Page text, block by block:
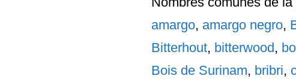
amargo, amargo negro,
Bitterhout, bitterwood,
Bois de Surinam, bribri,